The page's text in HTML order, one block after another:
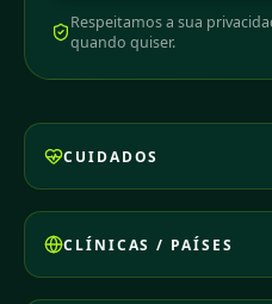
Respeitamos a sua
quando quiser.
CUIDADOS
CLÍNICAS / PAÍSES